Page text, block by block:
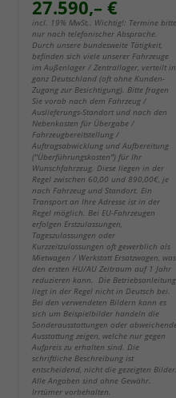
27.590,– €
incl. 19% MwSt.. Wichtig!: Termine bitte
nur nach telefonischer Absprache.
Durch unsere bundesweite Tätigkeit,
befinden sich viele unserer Fahrzeuge
im Außenlager / Zentrallager, verteilt in
ganz Deutschland (oft ohne Kunden-
Zugang zur Besichtigung). Bitte fragen
Sie vorab nach dem Fahrzeug /
Auslieferungs-Standort und nach den
Nebenkosten für Übergabe /
Fahrzeugbereitstellung /
Auftragsabwicklung und Aufbereitung
("Überführungskosten") für Ihr
Wunschfahrzeug. Diese liegen in der
Regel zwischen 60,00 und 890,00€, je
nach Fahrzeug und Standort. Ein
Transport an Ihre Adresse ist in der
Regel möglich. Bei EU-Fahrzeugen
erfolgen Erstzulassungen,
Tageszulassungen oder
Kurzzeitzulassungen oft gewerblich als
Mietwagen / Werkstatt Ersatzwagen, was
den ersten HU/AU Zeitraum auf 1 Jahr
reduzieren kann. Die Betriebsanleitung
liegt in der Regel nicht in Deutsch bei.
Bei den verwendeten Bildern kann es
sich um Beispielbilder handeln die
Sonderausstattungen oder
Ausstattung zeigen, welche nur gegen
Aufpreis zu erhalten sind. Die
schriftliche Beschreibung ist
entscheidend, nicht die gezeigten Bilder.
Alle Angaben sind ohne Gewähr.
Irrtümer vorbehalten.